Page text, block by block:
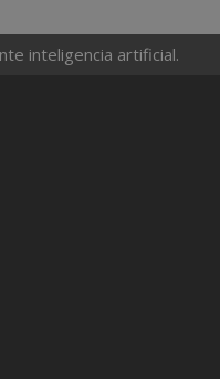
inteligencia artificial.